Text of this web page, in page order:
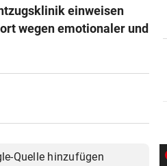
einweisen
wegen emotionaler und
Quelle hinzufügen